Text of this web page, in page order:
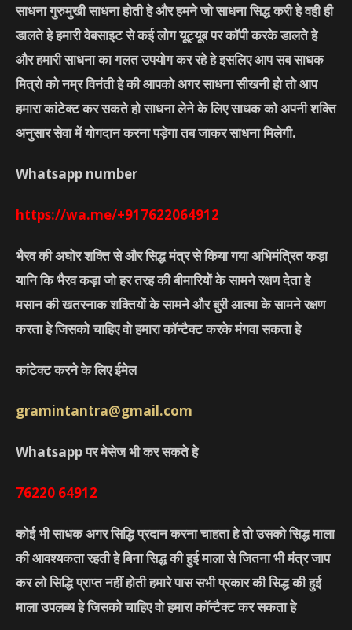
साधना गुरुमुखी साधना होती हे और हमने जो साधना सिद्ध करी हे वही ही
डालते हे हमारी वेबसाइट से कई लोग यूट्यूब पर कॉपी करके डालते हे
और हमारी साधना का गलत उपयोग कर रहे हे इसलिए आप सब साधक
मित्रो को नम्र विनंती हे की आपको अगर साधना सीखनी हो तो आप
हमारा कांटेक्ट कर सकते हो साधना लेने के लिए साधक को अपनी शक्ति
अनुसार सेवा में योगदान करना पड़ेगा तब जाकर साधना मिलेगी.
Whatsapp number
https://wa.me/+917622064912
भैरव की अघोर शक्ति से और सिद्ध मंत्र से किया गया अभिमंत्रित कड़ा
यानि कि भैरव कड़ा जो हर तरह की बीमारियों के सामने रक्षण देता हे
मसान की खतरनाक शक्तियों के सामने और बुरी आत्मा के सामने रक्षण
करता हे जिसको चाहिए वो हमारा कॉन्टैक्ट करके मंगवा सकता हे
कांटेक्ट करने के लिए ईमेल
gramintantra@gmail.com
Whatsapp पर मेसेज भी कर सकते हे
76220 64912
कोई भी साधक अगर सिद्धि प्रदान करना चाहता हे तो उसको सिद्ध माला
की आवश्यकता रहती हे बिना सिद्ध की हुई माला से जितना भी मंत्र जाप
कर लो सिद्धि प्राप्त नहीं होती हमारे पास सभी प्रकार की सिद्ध की हुई
माला उपलब्ध हे जिसको चाहिए वो हमारा कॉन्टैक्ट कर सकता हे